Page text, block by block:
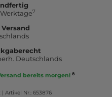
7
Deutschlands
bereits morgen! 8
| Artikel Nr.: 653876